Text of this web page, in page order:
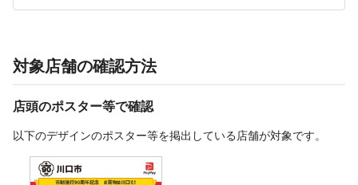
対象店舗の確認方法
店頭のポスター等で確認
以下のデザインのポスター等を掲出している店舗が対象です。